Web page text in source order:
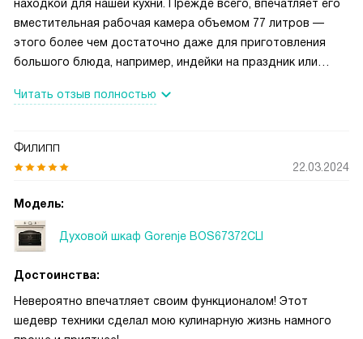
находкой для нашей кухни. Прежде всего, впечатляет его
вместительная рабочая камера объемом 77 литров —
этого более чем достаточно даже для приготовления
большого блюда, например, индейки на праздник или
Управление сделано вроде понятное, сенсорный дисплей
воздуха и гриля с конвекцией обеспечивают равномерный
прогрев и идеальную румяную корочку. Особенно ценю
остается чистой даже после жирных блюд, что
значительно экономит время на мытье. В результате шкаф
легко, его габариты идеально соответствуют нише, а
любой интерьер — от классики до хай-тека.
Читать отзыв полностью
Филипп
22.03.2024
Модель:
Духовой шкаф Gorenje BOS67372CLI
Достоинства:
Невероятно впечатляет своим функционалом! Этот
шедевр техники сделал мою кулинарную жизнь намного